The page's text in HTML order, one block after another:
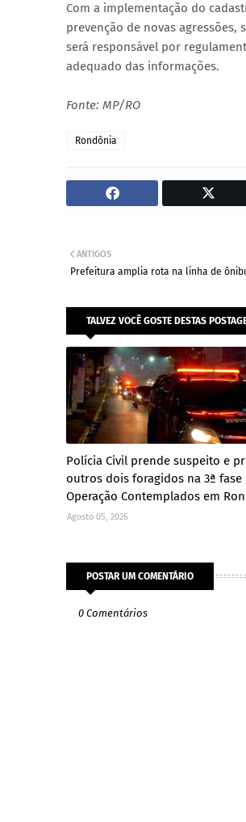
Com a implementação do
prevenção de novas agressões,
será responsável por
adequado das informações.
Fonte: MP/RO
Rondônia
ANTIGOS
Prefeitura amplia rota na linha de
TALVEZ VOCÊ GOSTE DESTAS
Polícia Civil prende suspeito e
outros dois foragidos na 3ª fase
Operação Contemplados em
Agosto 05, 2026
POSTAR UM COMENTÁRIO
0 Comentários